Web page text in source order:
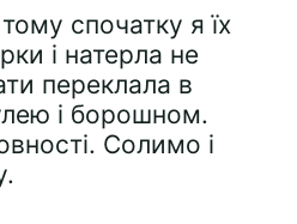
спочатку я їх
і натерла не
переклала в
і борошном.
Солимо і